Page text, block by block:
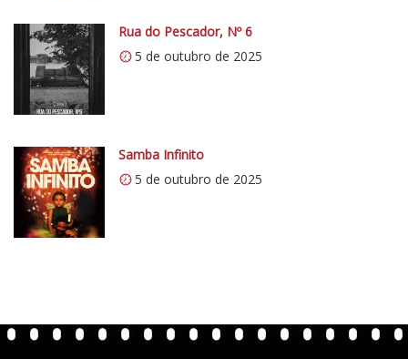
.
c
o
m
n
Rua do Pescador, Nº 6
5 de outubro de 2025
Samba Infinito
5 de outubro de 2025